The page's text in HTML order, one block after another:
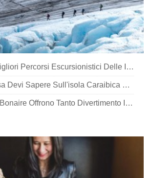
Alcuni Dei Migliori Percorsi Escursionistici Delle Isole Canarie #SpainNature
Mustique:cosa Devi Sapere Sull'isola Caraibica Preferita Dalla Famiglia Reale
Le Acque Di Bonaire Offrono Tanto Divertimento In Famiglia